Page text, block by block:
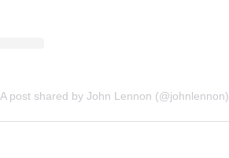
A post shared by John Lennon (@johnlennon)